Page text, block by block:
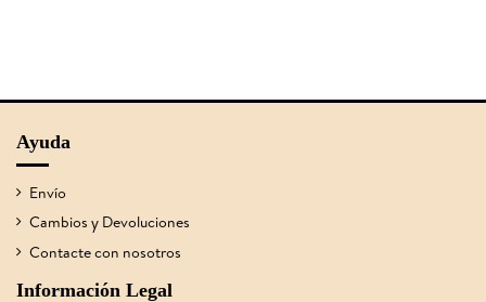
Ayuda
Envío
Cambios y Devoluciones
Contacte con nosotros
Información Legal